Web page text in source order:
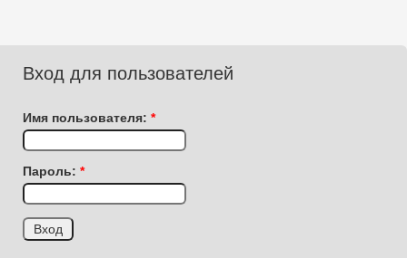
Вход для пользователей
Имя пользователя: *
Пароль: *